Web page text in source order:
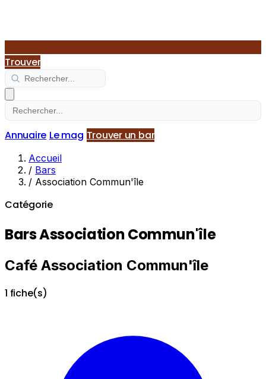
Trouver
Annuaire Le mag Trouver un bar
Accueil
/ Bars
/ Association Commun'île
Catégorie
Bars Association Commun'île
Café Association Commun'île
1 fiche(s)